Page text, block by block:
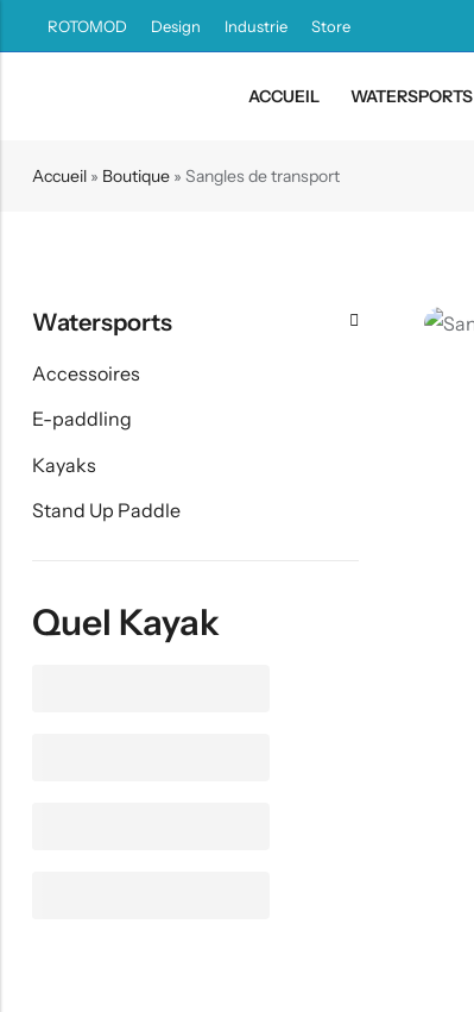
ROTOMOD Design Industrie Store
ACCUEIL WATERSPORTS
Accueil » Boutique » Sangles de transport
Watersports
Accessoires
E-paddling
Kayaks
Stand Up Paddle
Quel Kayak
Accessoires